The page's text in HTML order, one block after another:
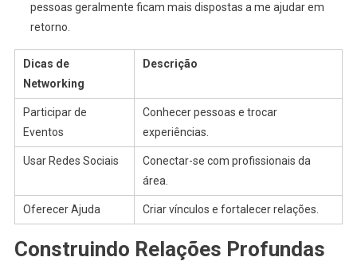
pessoas geralmente ficam mais dispostas a me ajudar em
retorno.
Dicas de
Networking
Descrição
Participar de
Eventos
Conhecer pessoas e trocar
experiências.
Usar Redes Sociais
Conectar-se com profissionais da
área.
Oferecer Ajuda Criar vínculos e fortalecer relações.
Construindo Relações Profundas